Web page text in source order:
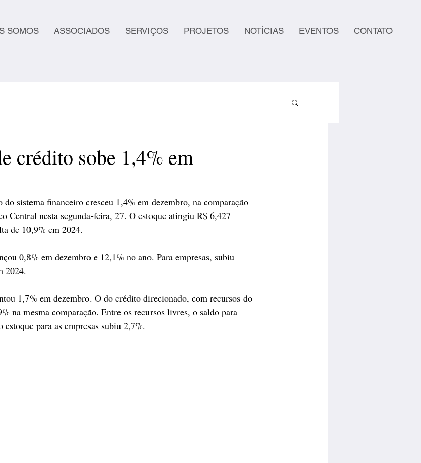
SOMOS ASSOCIADOS SERVIÇOS PROJETOS NOTÍCIAS EVENTOS CONTATO
crédito sobe 1,4% em
do sistema financeiro cresceu 1,4% em dezembro, na comparação
Central nesta segunda-feira, 27. O estoque atingiu R$ 6,427
de 10,9% em 2024.
0,8% em dezembro e 12,1% no ano. Para empresas, subiu
2024.
1,7% em dezembro. O do crédito direcionado, com recursos do
na mesma comparação. Entre os recursos livres, o saldo para
para as empresas subiu 2,7%.